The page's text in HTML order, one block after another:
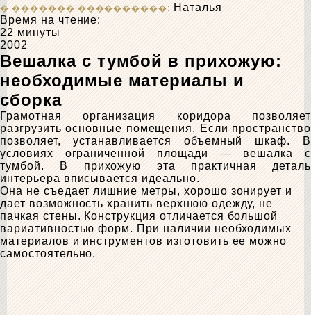
Наталья
Время на чтение:
22 минуты
2002
Вешалка с тумбой в прихожую:
необходимые материалы и
сборка
Грамотная организация коридора позволяет
разгрузить основные помещения. Если пространство
позволяет, устанавливается объемный шкаф. В
условиях ограниченной площади — вешалка с
тумбой. В прихожую эта практичная деталь
интерьера вписывается идеально.
Она не съедает лишние метры, хорошо зонирует и
дает возможность хранить верхнюю одежду, не
пачкая стены. Конструкция отличается большой
вариативностью форм. При наличии необходимых
материалов и инструментов изготовить ее можно
самостоятельно.